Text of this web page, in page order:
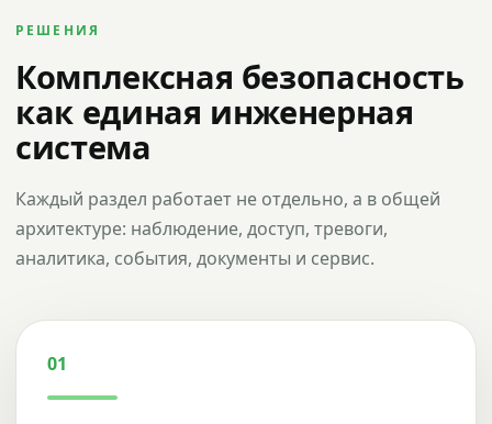
РЕШЕНИЯ
Комплексная безопасность
как единая инженерная
система
Каждый раздел работает не отдельно, а в общей
архитектуре: наблюдение, доступ, тревоги,
аналитика, события, документы и сервис.
01